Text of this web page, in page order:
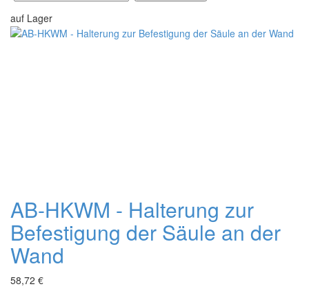
auf Lager
AB-HKWM - Halterung zur
Befestigung der Säule an der
Wand
58,72 €